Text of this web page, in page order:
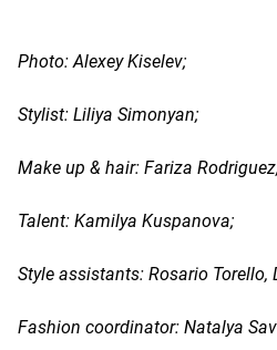
Photo: Alexey Kiselev;
Stylist: Liliya Simonyan;
Make up & hair: Fariza
Talent: Kamilya Kuspanova;
Style assistants: Rosario Torello,
Fashion coordinator: Natalya